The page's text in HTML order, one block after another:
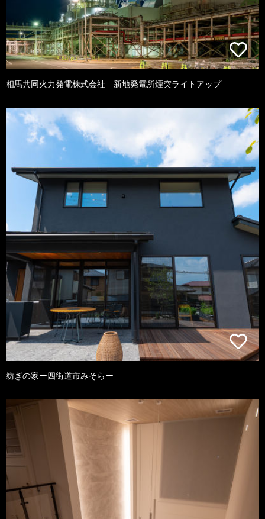
相馬共同火力発電株式会社 新地発電所煙突ライトアップ
紡ぎの家ー四街道市みそらー